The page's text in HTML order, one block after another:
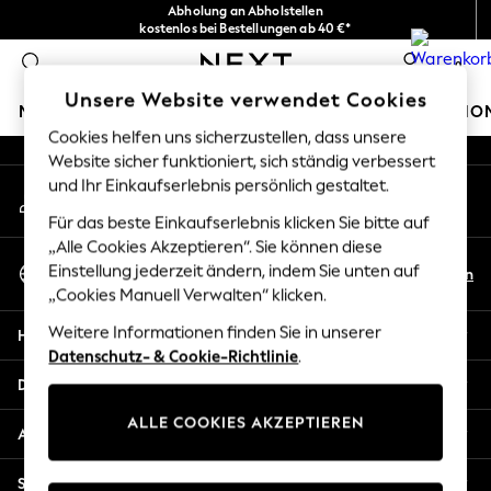
Abholung an Abholstellen
kostenlos bei Bestellungen ab 40 €*
Problemlose Rückgaben*
0
MÄDCHEN JUNGEN BABY DAMEN HERREN
HOLIDAY SHOP
Women's Holiday Shop
All Swimwear
All Beachwear
Bags & Accessories
Beach Dresses & Kaftans
Dresses
Flip Flops
Linen Collection
Sandals
Shorts
An error occurred on client
Unsere sozialen Netzwerke
Mein Konto
Melden Sie sich bei Ihrem Konto an
Sprache Auswählen
Deutsch
En
Hilfe
Datenschutz und Rechtliches
Abteilungen
Sonstige Dienstleistungen
Unsere Website verwendet Cookies
Cookies helfen uns sicherzustellen, dass unsere
Website sicher funktioniert, sich ständig verbessert
und Ihr Einkaufserlebnis persönlich gestaltet.
Für das beste Einkaufserlebnis klicken Sie bitte auf
„Alle Cookies Akzeptieren“. Sie können diese
Einstellung jederzeit ändern, indem Sie unten auf
„Cookies Manuell Verwalten“ klicken.
Weitere Informationen finden Sie in unserer
Datenschutz- & Cookie-Richtlinie.
ALLE COOKIES AKZEPTIEREN